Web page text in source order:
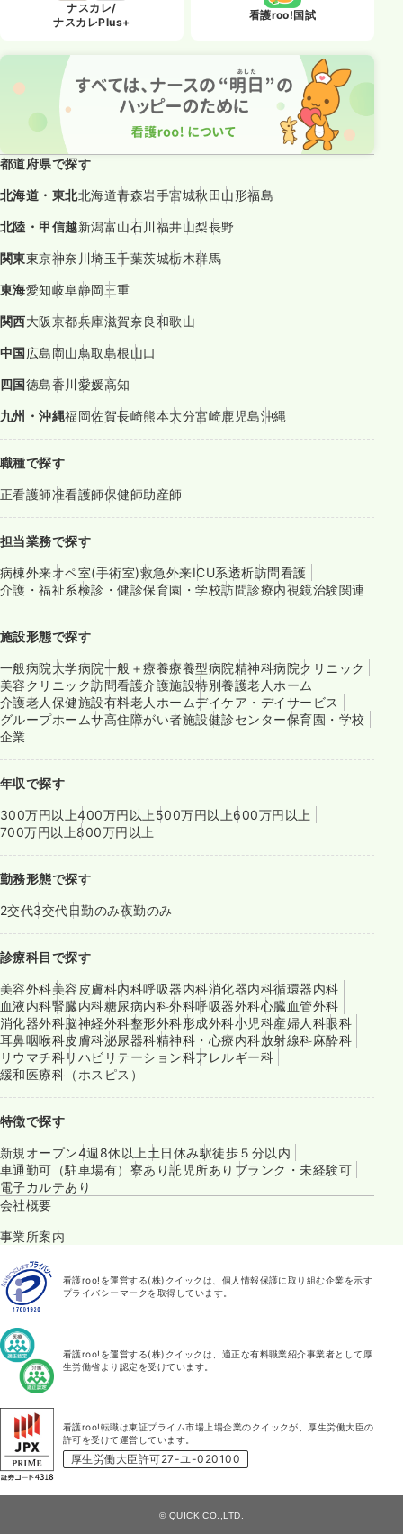
ナスカレ/
ナスカレPlus+
看護roo!国試
都道府県で探す
北海道・東北北海道青森岩手宮城秋田山形福島
北陸・甲信越新潟富山石川福井山梨長野
関東東京神奈川埼玉千葉茨城栃木群馬
東海愛知岐阜静岡三重
関西大阪京都兵庫滋賀奈良和歌山
中国広島岡山鳥取島根山口
四国徳島香川愛媛高知
九州・沖縄福岡佐賀長崎熊本大分宮崎鹿児島沖縄
職種で探す
正看護師准看護師保健師助産師
担当業務で探す
病棟外来オペ室(手術室)救急外来ICU系透析訪問看護
介護・福祉系検診・健診保育園・学校訪問診療内視鏡治験関連
施設形態で探す
一般病院大学病院一般＋療養療養型病院精神科病院クリニック
美容クリニック訪問看護介護施設特別養護老人ホーム
介護老人保健施設有料老人ホームデイケア・デイサービス
グループホームサ高住障がい者施設健診センター保育園・学校
企業
年収で探す
300万円以上400万円以上 500万円以上600万円以上
700万円以上800万円以上
勤務形態で探す
2交代3交代日勤のみ夜勤のみ
診療科目で探す
美容外科美容皮膚科内科呼吸器内科消化器内科循環器内科
血液内科腎臓内科糖尿病内科外科呼吸器外科心臓血管外科
消化器外科脳神経外科整形外科形成外科小児科産婦人科眼科
耳鼻咽喉科皮膚科泌尿器科精神科・心療内科放射線科麻酔科
リウマチ科リハビリテーション科アレルギー科
緩和医療科（ホスピス）
特徴で探す
新規オープン4週8休以上 土日休み駅徒歩５分以内
車通勤可（駐車場有） 寮あり託児所あり ブランク・未経験可
電子カルテあり
会社概要
事業所案内
看護roo!を運営する(株)クイックは、個人情報保護に取り組む企業を示す
プライバシーマークを取得しています。
看護roo!を運営する(株)クイックは、適正な有料職業紹介事業者として厚
生労働省より認定を受けています。
看護roo!転職は東証プライム市場上場企業のクイックが、厚生労働大臣の
許可を受けて運営しています。
厚生労働大臣許可27-ユ-020100
© QUICK CO.,LTD.